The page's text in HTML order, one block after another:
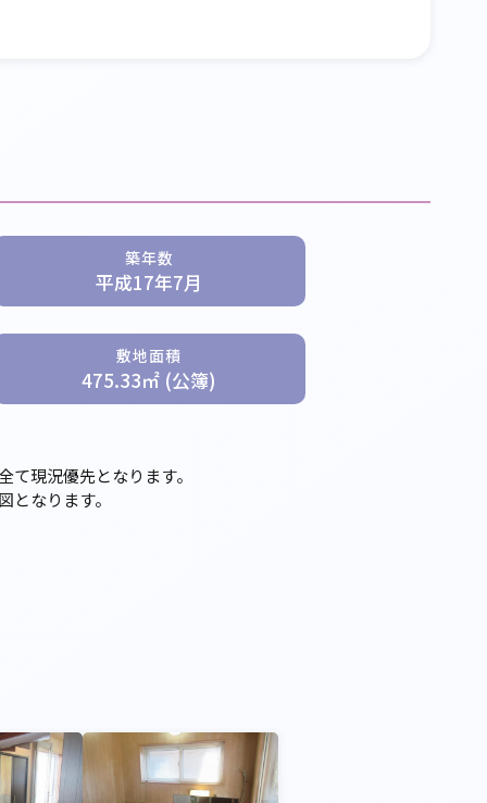
築年数
平成17年7月
敷地面積
475.33㎡ (公簿)
て現況優先となります。
となります。